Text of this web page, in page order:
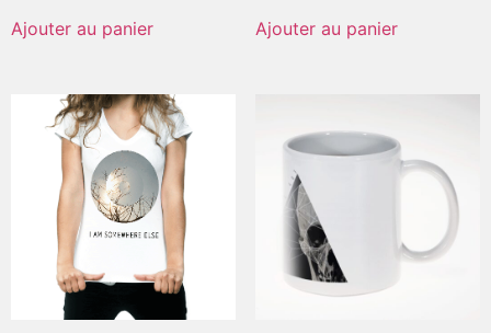
Ajouter au panier Ajouter au panier